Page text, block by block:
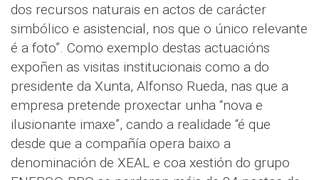
dos recursos naturais en actos de carácter
simbólico e asistencial, nos que o único relevante
é a foto”. Como exemplo destas actuacións
expoñen as visitas institucionais como a do
presidente da Xunta, Alfonso Rueda, nas que a
empresa pretende proxectar unha “nova e
ilusionante imaxe”, cando a realidade “é que
desde que a compañía opera baixo a
denominación de XEAL e coa xestión do grupo